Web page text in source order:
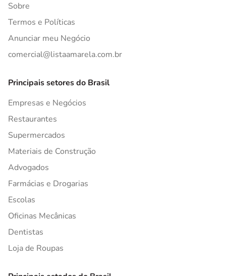
Sobre
Termos e Políticas
Anunciar meu Negócio
comercial@listaamarela.com.br
Principais setores do Brasil
Empresas e Negócios
Restaurantes
Supermercados
Materiais de Construção
Advogados
Farmácias e Drogarias
Escolas
Oficinas Mecânicas
Dentistas
Loja de Roupas